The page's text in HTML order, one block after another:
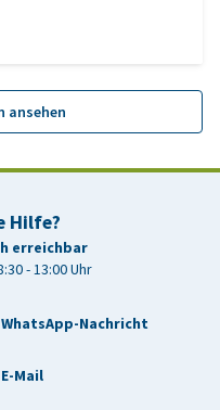
ansehen
Hilfe?
erreichbar
- 13:00 Uhr
Nachricht
Mail